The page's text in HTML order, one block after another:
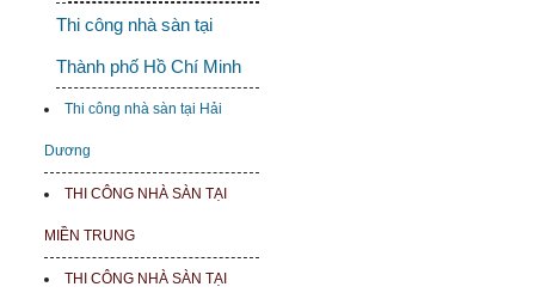
Thi công nhà sàn tại
Thành phố Hồ Chí Minh
Thi công nhà sàn tại Hải
Dương
THI CÔNG NHÀ SÀN TẠI
MIỀN TRUNG
THI CÔNG NHÀ SÀN TẠI